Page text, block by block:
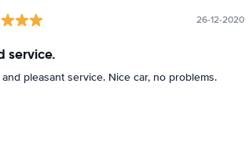
26-12-2020
service.
pleasant service. Nice car, no problems.